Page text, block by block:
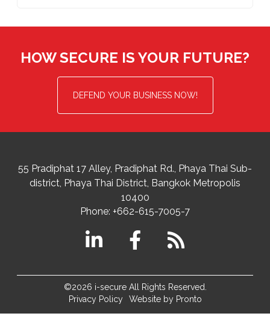
HOW SECURE IS YOUR FUTURE?
DEFEND YOUR BUSINESS NOW!
55 Pradiphat 17 Alley, Pradiphat Rd., Phaya Thai Sub-
district Phaya Thai District, Bangkok Metropolis
10400
Phone: +662-615-7005-7
©2026 i-secure All Rights Reserved.
Privacy Policy
Website by Pronto